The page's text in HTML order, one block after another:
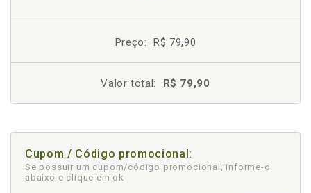
Preço: R$ 79,90
Valor total: R$ 79,90
Cupom / Código promocional:
Se possuir um cupom/código promocional, informe-o
abaixo e clique em ok